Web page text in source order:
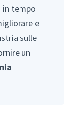
in tempo
e
sulle
un